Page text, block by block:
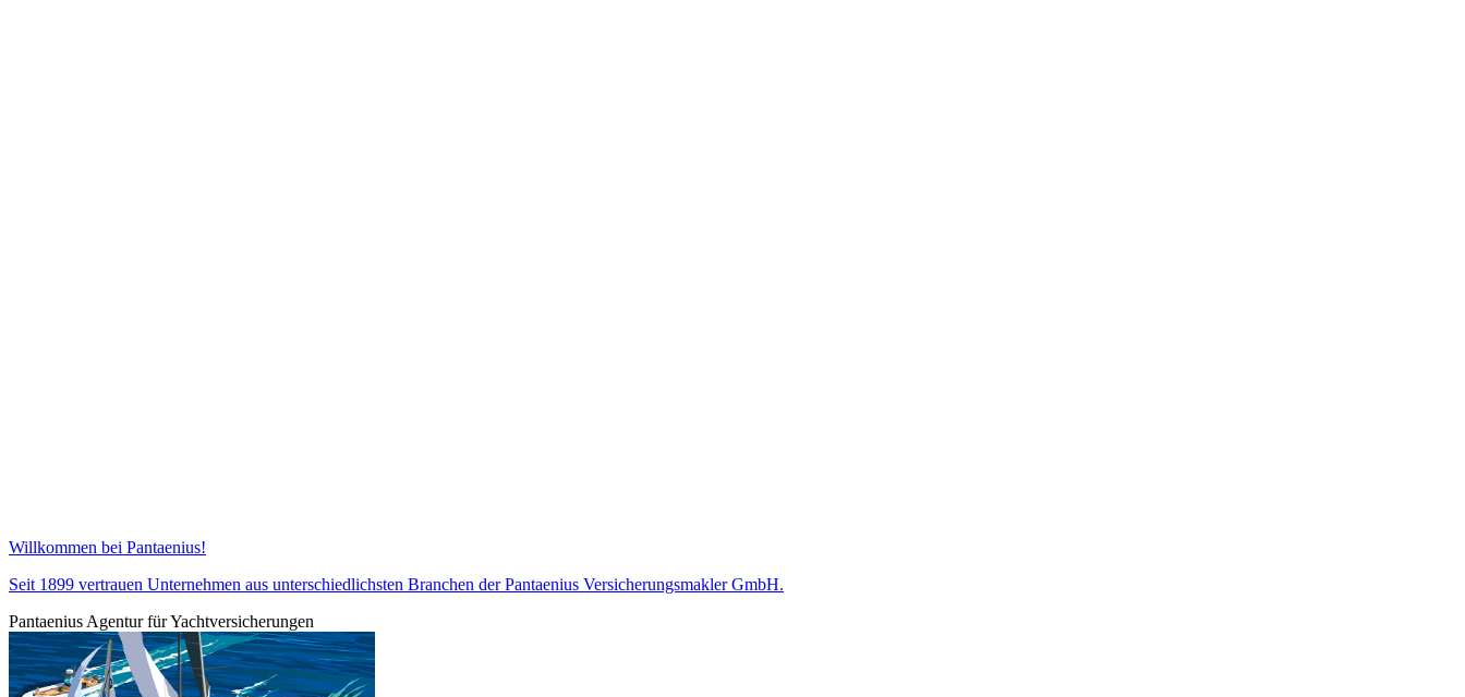
Willkommen bei Pantaenius!
Seit 1899 vertrauen Unternehmen aus unterschiedlichsten Branchen der Pantaenius Versicherungsmakler GmbH.
Pantaenius Agentur für Yachtversicherungen